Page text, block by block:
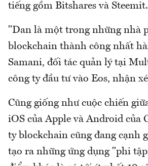
tiếng gồm Bitshares và Steemit.
"Dan là một trong những nhà
blockchain thành công nhất
Samani, đối tác quản lý tại
công ty đầu tư vào Eos, nhận
Cũng giống như cuộc chiến
iOS của Apple và Android của
ty blockchain cũng đang cạnh
tạo ra những ứng dụng "phi